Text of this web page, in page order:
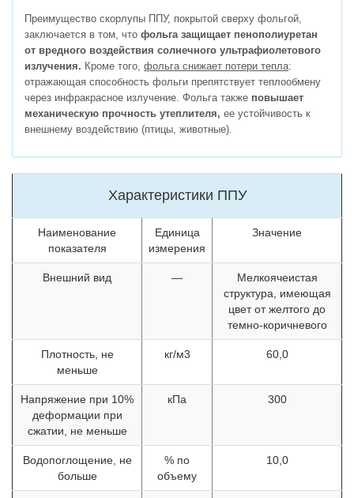
Преимущество скорлупы ППУ, покрытой сверху фольгой,
заключается в том, что фольга защищает пенополиуретан
от вредного воздействия солнечного ультрафиолетового
излучения. Кроме того, фольга снижает потери тепла:
отражающая способность фольги препятствует теплообмену
через инфракрасное излучение. Фольга также повышает
механическую прочность утеплителя, ее устойчивость к
внешнему воздействию (птицы, животные).
Характеристики ППУ
Наименование
показателя
Единица
измерения
Значение
Внешний вид —
Мелкоячеистая
структура, имеющая
цвет от желтого до
темно-коричневого
Плотность, не
меньше
кг/м3 60,0
Напряжение при 10%
деформации при
сжатии, не меньше
кПа 300
Водопоглощение, не
больше
% по
объему
10,0